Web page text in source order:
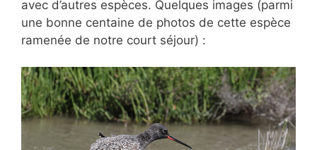
avec d’autres espèces. Quelques images (parmi
une bonne centaine de photos de cette espèce
ramenée de notre court séjour) :